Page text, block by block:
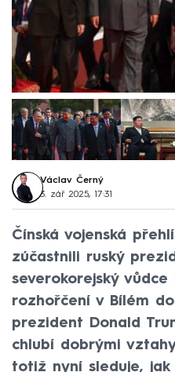
Václav Černý
3. zář 2025, 17:31
Čínská vojenská
zúčastnili ruský
severokorejský
rozhořčení v Bílém
prezident Donald
chlubí dobrými
totiž nyní sleduje,